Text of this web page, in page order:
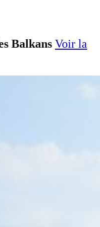
Balkans Voir la